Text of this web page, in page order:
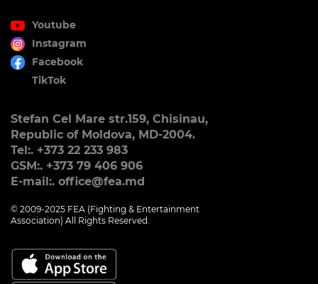
Youtube
Instagram
Facebook
TikTok
Stefan Cel Mare str.159, Chisinau,
Republic of Moldova, MD-2004.
Tel:. +373 22 233 983
GSM:. +373 79 406 906
E-mail:. office@fea.md
© 2009-2025 FEA (Fighting & Entertainment
Association) All Rights Reserved.